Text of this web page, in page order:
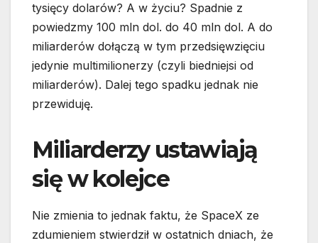
tysięcy dolarów? A w życiu? Spadnie z
powiedzmy 100 mln dol. do 40 mln dol. A do
miliarderów dołączą w tym przedsięwzięciu
jedynie multimilionerzy (czyli biedniejsi od
miliarderów). Dalej tego spadku jednak nie
przewiduję.
Miliarderzy ustawiają
się w kolejce
Nie zmienia to jednak faktu, że SpaceX ze
zdumieniem stwierdził w ostatnich dniach, że